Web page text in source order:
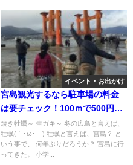
イベント・お出かけ
宮島観光するなら駐車場の料金
は要チェック！100ｍで500円損
することもあるぜ！
焼き牡蠣～ 生ガキ～ 冬の広島と言えば、
牡蠣(｀･ω･´) 牡蠣と言えば、宮島？ と
いう事で、 何年ぶりだろうか？ 宮島に行
ってきた。 小学...